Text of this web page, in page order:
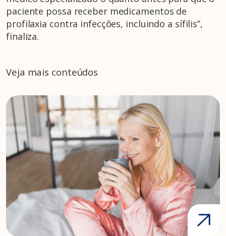
paciente possa receber medicamentos de
profilaxia contra infecções, incluindo a sífilis”,
finaliza.
Veja mais conteúdos